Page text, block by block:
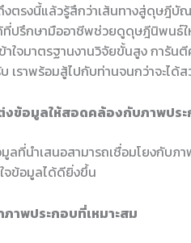
งตรงนี้แล้วรู้สึกว่าเส้นทางสู่ดุษฎี
ที่ปรึกษามืออาชีพช่วยดูดุษฎีนิพนธ์
าใจมาตรฐานงานวิจัยขั้นสูง การัน
เราพร้อมสู้ไปกับท่านจนกว่าจะไ
งข้อมูลให้สอดคล้องกับภาพปร
ลที่นำเสนอสามารถเชื่อมโยงกับภ
จข้อมูลได้ดียิ่งขึ้น
ภาพประกอบที่เหมาะสม